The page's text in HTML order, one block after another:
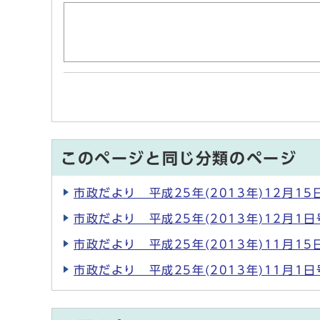
このページと同じ分類のページ
市政だより 平成25年(2013年)12月15
市政だより 平成25年(2013年)12月1日
市政だより 平成25年(2013年)11月15
市政だより 平成25年(2013年)11月1日